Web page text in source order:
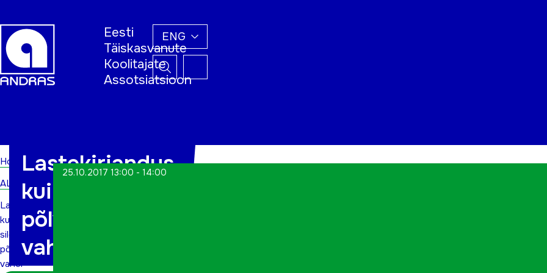
Eesti
Täiskasvanute
Koolitajate
Assotsiatsioon
ENG
Home
ALWs
Lastekirjandus
kui
sild
põlvkondade
vahel
Lastekirjandus
kui sild
põlvkondade
vahel
25.10.2017 13:00 - 14:00